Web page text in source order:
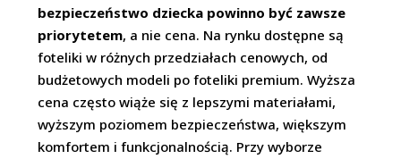
bezpieczeństwo dziecka powinno być zawsze
priorytetem, a nie cena. Na rynku dostępne są
foteliki w różnych przedziałach cenowych, od
budżetowych modeli po foteliki premium. Wyższa
cena często wiąże się z lepszymi materiałami,
wyższym poziomem bezpieczeństwa, większym
komfortem i funkcjonalnością. Przy wyborze